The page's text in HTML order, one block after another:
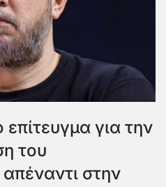
για την
του
στην